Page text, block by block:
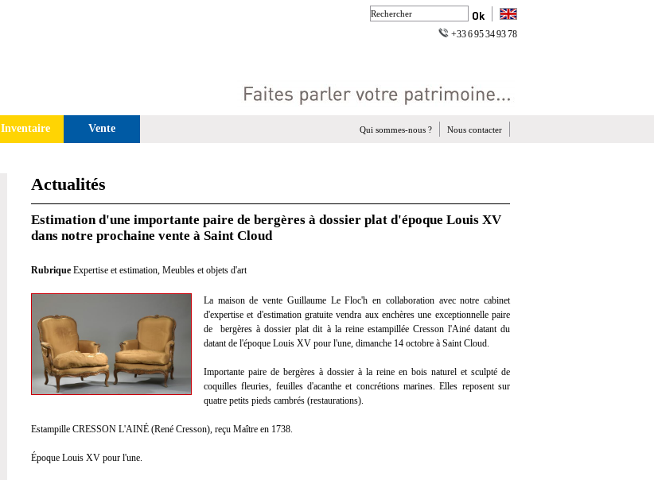
+33 6 95 34 93 78
Inventaire Vente Nous contacter
Qui sommes-nous ?
Actualités
Estimation d'une importante paire de bergères à dossier plat d'époque Louis XV
dans notre prochaine vente à Saint Cloud
Rubrique Expertise et estimation, Meubles et objets d'art
La maison de vente Guillaume Le Floc'h en collaboration avec notre cabinet
d'expertise et d'estimation gratuite vendra aux enchères une exceptionnelle paire
de bergères à dossier plat dit à la reine estampillée Cresson l'Ainé datant du
datant de l'époque Louis XV pour l'une, dimanche 14 octobre à Saint Cloud.
Importante paire de bergères à dossier à la reine en bois naturel et sculpté de
coquilles fleuries, feuilles d'acanthe et concrétions marines. Elles reposent sur
quatre petits pieds cambrés (restaurations).
Estampille CRESSON L'AINÉ (René Cresson), reçu Maître en 1738.
Époque Louis XV pour l'une.